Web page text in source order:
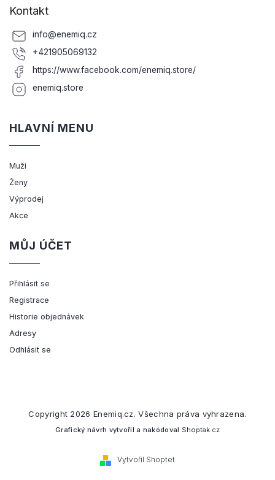
Kontakt
info@enemiq.cz
+421905069132
https://www.facebook.com/enemiq.store/
enemiq.store
HLAVNÍ MENU
Muži
Ženy
Výprodej
Akce
MŮJ ÚČET
Přihlásit se
Registrace
Historie objednávek
Adresy
Odhlásit se
Vytvořil Shoptet
Copyright 2026 Enemiq.cz. Všechna práva vyhrazena.
Grafický návrh vytvořil a nakódoval Shoptak.cz